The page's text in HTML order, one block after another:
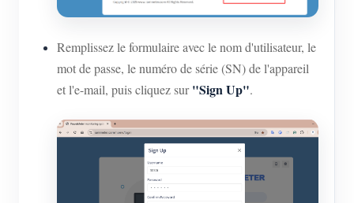
Remplissez le formulaire avec le nom d'utilisateur, le
mot de passe, le numéro de série (SN) de l'appareil
et l'e-mail, puis cliquez sur"Sign Up".